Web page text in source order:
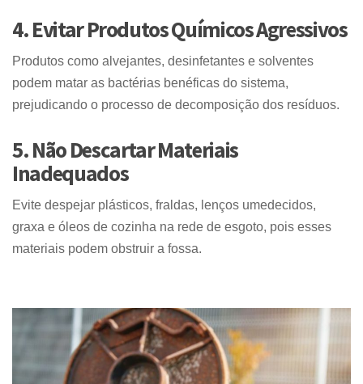
4. Evitar Produtos Químicos Agressivos
Produtos como alvejantes, desinfetantes e solventes
podem matar as bactérias benéficas do sistema,
prejudicando o processo de decomposição dos resíduos.
5. Não Descartar Materiais
Inadequados
Evite despejar plásticos, fraldas, lenços umedecidos,
graxa e óleos de cozinha na rede de esgoto, pois esses
materiais podem obstruir a fossa.